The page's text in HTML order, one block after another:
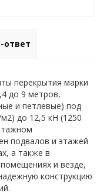
ответ
перекрытия марки
до 9 метров,
и петлевые) под
до 12,5 кН (1250
подвалов и этажей
а также в
и везде,
конструкцию